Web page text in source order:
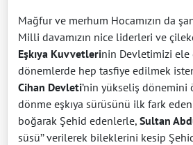
Mağfur ve merhum Hocamızın da
Milli davamızın nice liderleri ve
Eşkıya Kuvvetlerinin Devletimizi ele
dönemlerde hep tasfiye edilmek
Cihan Devleti’nin yükseliş dönemini
dönme eşkıya sürüsünü ilk fark eden
boğarak Şehid edenlerle, Sultan
süsü’’ verilerek bileklerini kesip